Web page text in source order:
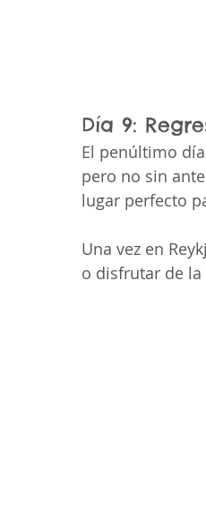
Día 9:
El penúltimo
pero no sin
lugar perfecto
Una vez en
o disfrutar de